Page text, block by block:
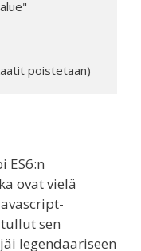
poistetaan)
ES6:n
ovat vielä
sen
legendaariseen